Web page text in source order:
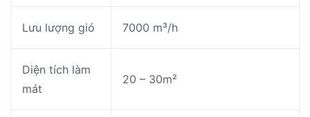
Lưu lượng gió 7000 m³/h
Diện tích làm
mát
20 – 30m²